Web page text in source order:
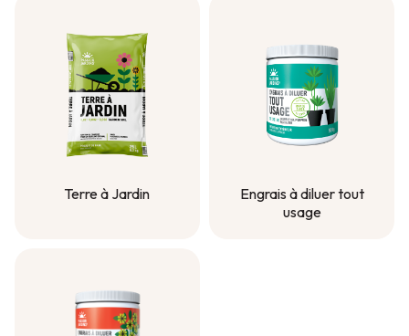
Terre à Jardin
Engrais à diluer tout
usage